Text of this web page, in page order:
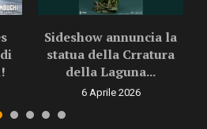
Sideshow annuncia la
statua della Crratura
della Laguna...
6 Aprile 2026